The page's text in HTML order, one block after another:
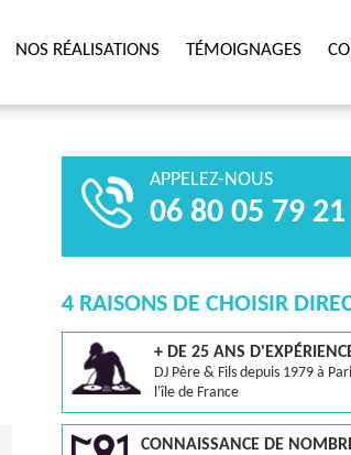
NOS RÉALISATIONS TÉMOIGNAGES
APPELEZ-NOUS
06 80 05 79 21
4 RAISONS DE CHOISIR
+ DE 25 ANS
DJ Père & Fils depuis 1979 à
l'île de France
CONNAISSANCE DE